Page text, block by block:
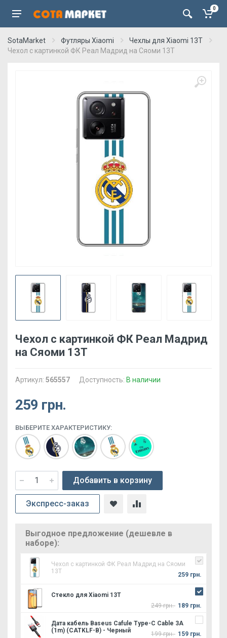
0
SotaMarket Футляры Xiaomi
Чехлы для Xiaomi 13T
Чехол с картинкой ФК Реал Мадрид на Сяоми 13Т
Чехол с картинкой ФК Реал Мадрид
на Сяоми 13Т
Артикул: 565557 Доступность: В наличии
259 грн.
ВЫБЕРИТЕ ХАРАКТЕРИСТИКУ:
Добавить в корзину
Экспресс-заказ
Выгодное предложение (дешевле в
наборе):
Чехол с картинкой ФК Реал Мадрид на Сяоми
13Т
259 грн.
Стекло для Xiaomi 13T
249 грн. 189 грн.
Дата кабель Baseus Cafule Type-C Cable 3A
(1m) (CATKLF-B) - Черный
199 грн. 159 грн.